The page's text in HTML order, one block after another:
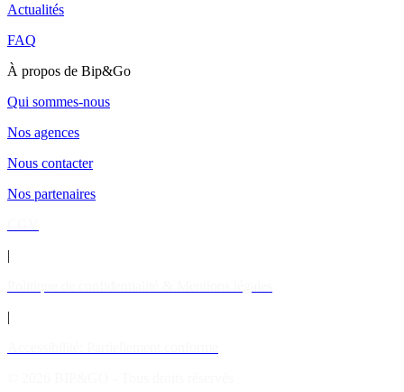
Actualités
FAQ
À propos de Bip&Go
Qui sommes-nous
Nos agences
Nous contacter
Nos partenaires
|
|